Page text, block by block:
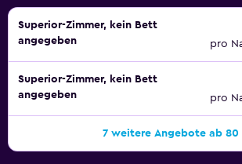
Reinigungsservice wird täglich
aufgeführten Freizeitaktivitäten werden
oder in der Nähe angeboten. Es können
anfallen.
Superior-Zimmer, kein Bett
angegeben
pro
Superior-Zimmer, kein Bett
angegeben
pro
7 weitere Angebote ab 80